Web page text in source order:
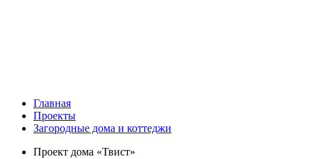
Главная
Проекты
Загородные дома и коттеджи
Проект дома «Твист»